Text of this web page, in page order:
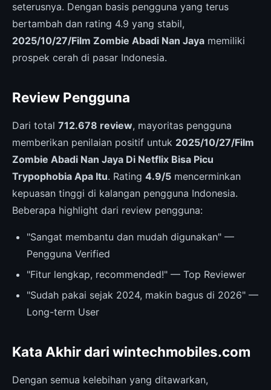
seterusnya. Dengan basis pengguna yang terus
bertambah dan rating 4.9 yang stabil,
2025/10/27/Film Zombie Abadi Nan Jaya memiliki
prospek cerah di pasar Indonesia.
Review Pengguna
Dari total 712.678 review, mayoritas pengguna
memberikan penilaian positif untuk 2025/10/27/Film
Zombie Abadi Nan Jaya Di Netflix Bisa Picu
Trypophobia Apa Itu. Rating 4.9/5 mencerminkan
kepuasan tinggi di kalangan pengguna Indonesia.
Beberapa highlight dari review pengguna:
"Sangat membantu dan mudah digunakan" —
Pengguna Verified
"Fitur lengkap, recommended!" — Top Reviewer
"Sudah pakai sejak 2024, makin bagus di 2026" —
Long-term User
Kata Akhir dari wintechmobiles.com
Dengan semua kelebihan yang ditawarkan,